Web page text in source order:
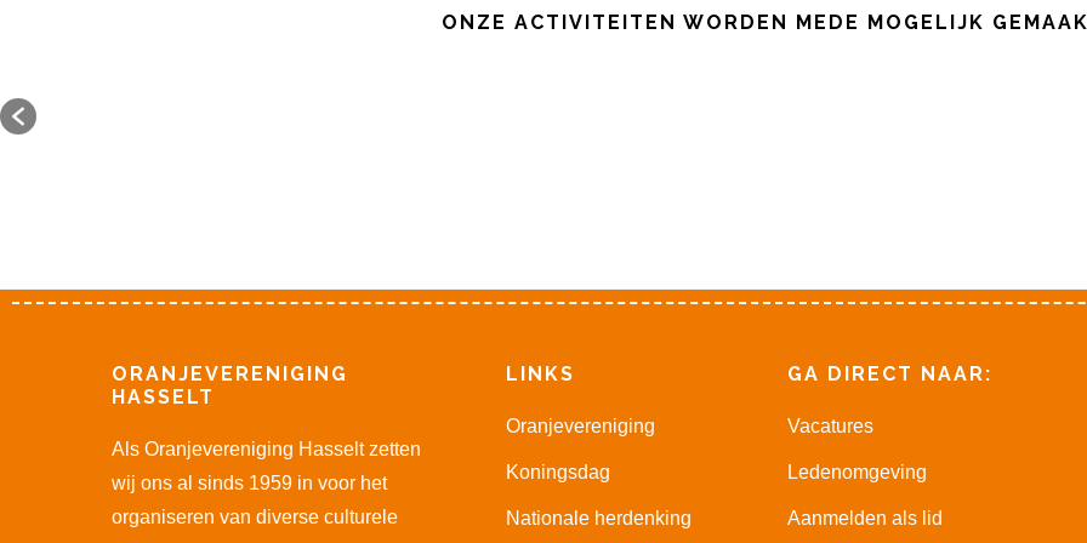
ONZE ACTIVITEITEN WORDEN MEDE MOGELIJK
Footer
ORANJEVERENIGING
HASSELT
Als Oranjevereniging Hasselt zetten
wij ons al sinds 1959 in voor het
organiseren van diverse culturele
LINKS
Oranjevereniging
Koningsdag
Nationale herdenking
GA DIRECT NAAR:
Vacatures
Ledenomgeving
Aanmelden als lid